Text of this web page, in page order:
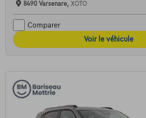
8490 Varsenare, XOTO
Comparer
Voir le véhicule